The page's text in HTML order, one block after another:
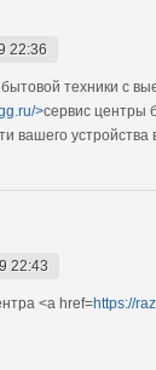
22:36
техники с
>сервис центры
вашего
22:43
<a href=https://